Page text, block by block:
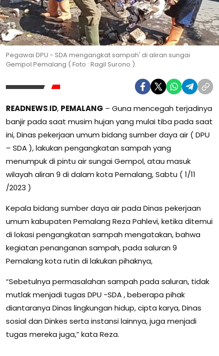
Pegawai DPU - SDA mengangkat sampah' di aliran sungai
Gempol Pemalang ( Foto : Ragil Surono ).
READNEWS.ID, PEMALANG – Guna mencegah terjadinya
banjir pada saat musim hujan yang mulai tiba pada saat
ini, Dinas pekerjaan umum bidang sumber daya air ( DPU
– SDA ), lakukan pengangkatan sampah yang
menumpuk di pintu air sungai Gempol, atau masuk
wilayah aliran 9 di dalam kota Pemalang, Sabtu ( 1/11
/2023 )
Kepala bidang sumber daya air pada Dinas pekerjaan
umum kabupaten Pemalang Reza Pahlevi, ketika ditemui
di lokasi pengangkatan sampah mengatakan, bahwa
kegiatan penanganan sampah, pada saluran 9
Pemalang kota rutin di lakukan pihaknya,
“Sebetulnya permasalahan sampah pada saluran, tidak
mutlak menjadi tugas DPU -SDA , beberapa pihak
diantaranya Dinas lingkungan hidup, cipta karya, Dinas
sosial dan Dinkes serta instansi lainnya, juga menjadi
tugas mereka juga,” kata Reza.